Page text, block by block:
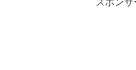
スポンサ